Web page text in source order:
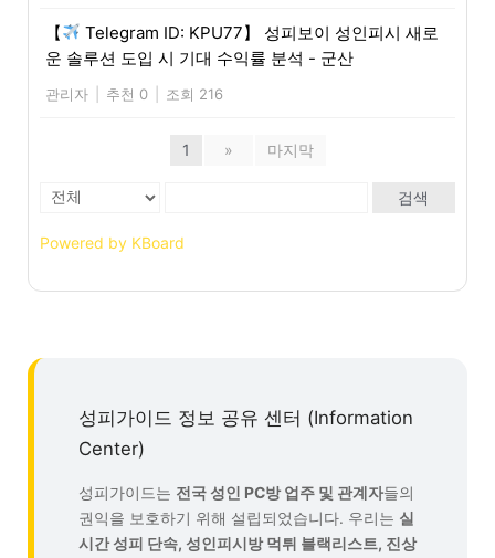
【
Telegram ID: KPU77】 성피보이 성인피시 새로
운 솔루션 도입 시 기대 수익률 분석 - 군산
관리자 추천 0 조회 216
1 » 마지막
검색
Powered by KBoard
성피가이드 정보 공유 센터 (Information
Center)
성피가이드는 전국 성인 PC방 업주 및 관계자들의
권익을 보호하기 위해 설립되었습니다. 우리는 실
시간 성피 단속, 성인피시방 먹튀 블랙리스트, 진상